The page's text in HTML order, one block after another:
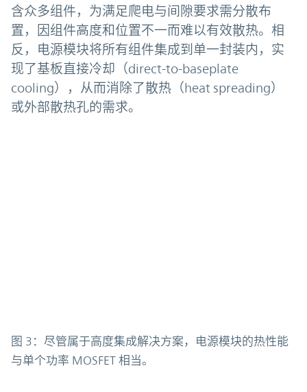
含众多组件，为满足爬电与间隙要求需分散布
置，因组件高度和位置不一而难以有效散热。相
反，电源模块将所有组件集成到单一封装内，实
现了基板直接冷却（direct-to-baseplate
cooling），从而消除了散热（heat spreading）
或外部散热孔的需求。
图 3：尽管属于高度集成解决方案，电源模块的热性能
与单个功率 MOSFET 相当。